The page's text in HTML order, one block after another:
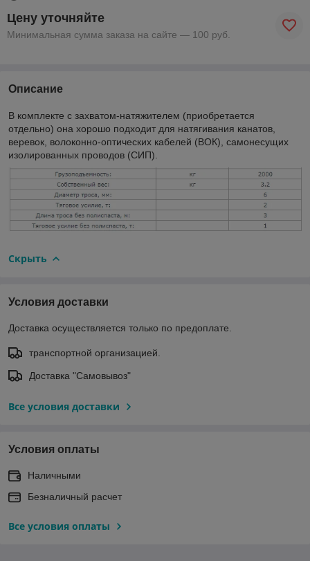
Цену уточняйте
Минимальная сумма заказа на сайте — 100 руб.
Описание
В комплекте с захватом-натяжителем (приобретается
отдельно) она хорошо подходит для натягивания канатов,
веревок, волоконно-оптических кабелей (ВОК), самонесущих
изолированных проводов (СИП).
Скрыть
Условия доставки
Доставка осуществляется только по предоплате.
транспортной организацией.
Доставка "Самовывоз"
Все условия доставки
Условия оплаты
Наличными
Безналичный расчет
Все условия оплаты